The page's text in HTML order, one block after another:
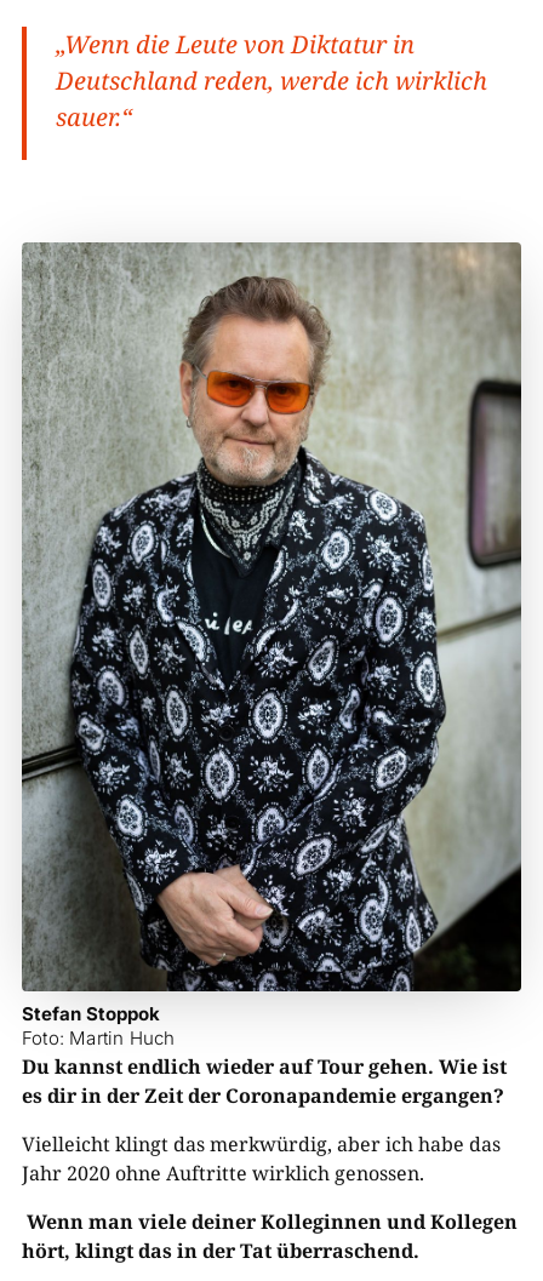
„Wenn die Leute von Diktatur in
Deutschland reden, werde ich wirklich
sauer.“
Stefan Stoppok
Foto: Martin Huch
Du kannst endlich wieder auf Tour gehen. Wie ist
es dir in der Zeit der Coronapandemie ergangen?
Vielleicht klingt das merkwürdig, aber ich habe das
Jahr 2020 ohne Auftritte wirklich genossen.
Wenn man viele deiner Kolleginnen und Kollegen
hört, klingt das in der Tat überraschend.